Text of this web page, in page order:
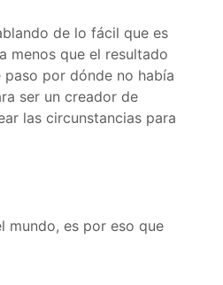
de lo fácil que es
menos que el resultado
por dónde no había
ser un creador de
las circunstancias para
mundo, es por eso que